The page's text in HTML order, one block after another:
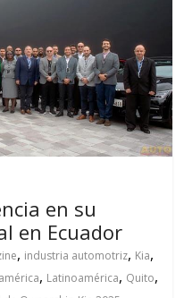
en su
en Ecuador
, industria automotriz, Kia,
, Latinoamérica, Quito,